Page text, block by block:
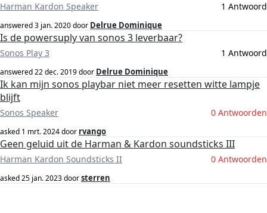
Harman Kardon Speaker 1 Antwoord
answered3 jan. 2020door Delrue Dominique
Is de powersuply van sonos 3 leverbaar?
Sonos Play 3 1 Antwoord
answered22 dec. 2019door Delrue Dominique
Ik kan mijn sonos playbar niet meer resetten witte lampje
blijft
Sonos Speaker 0 Antwoorden
asked 1 mrt. 2024door rvango
Geen geluid uit de Harman & Kardon soundsticks III
Harman Kardon Soundsticks II 0 Antwoorden
asked25 jan. 2023doorsterren